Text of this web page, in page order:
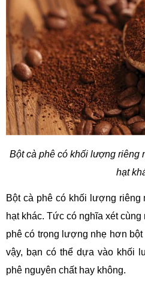
Bột cà phê có khối lượng riêng
hạt
Bột cà phê có khối lượng
hạt khác. Tức có nghĩa xét
phê có trọng lượng nhẹ hơn
vậy, bạn có thể dựa vào khối
phê nguyên chất hay không.